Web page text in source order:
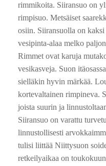
rimmikoita. Siiransuo on
rimpisuo. Metsäiset
osiin. Siiransuolla on
vesipinta-alaa melko
Rimmet ovat karuja
vesikasveja. Suon
sielläkin hyvin märkää.
kortevaltainen rimpineva.
joista suurin ja
Siiransuo on varattu
linnustollisesti
tulisi liittää Niittysuon
retkeilyaikaa on